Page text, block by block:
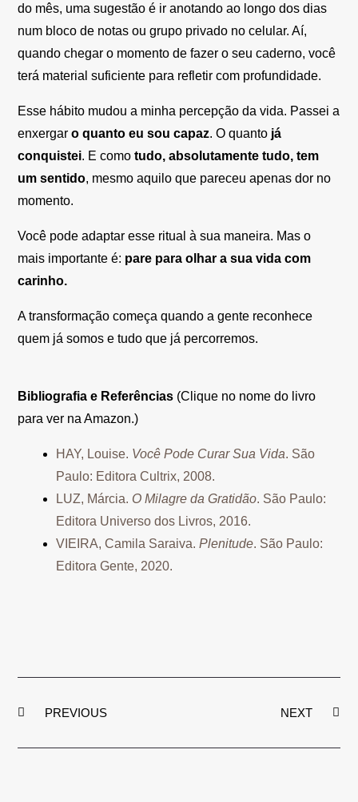
do mês, uma sugestão é ir anotando ao longo dos dias
num bloco de notas ou grupo privado no celular. Aí,
quando chegar o momento de fazer o seu caderno, você
terá material suficiente para refletir com profundidade.
Esse hábito mudou a minha percepção da vida. Passei a
enxergaro quanto eu sou capaz. O quanto já
conquistei. E comotudo, absolutamente tudo, tem
um sentido, mesmo aquilo que pareceu apenas dor no
momento.
Você pode adaptar esse ritual à sua maneira. Mas o
mais importante é: pare para olhar a sua vida com
carinho.
A transformação começa quando a gente reconhece
quem já somos e tudo que já percorremos.
Bibliografia e Referências (Clique no nome do livro
para ver na Amazon.)
HAY, Louise. Você Pode Curar Sua Vida. São
Paulo: Editora Cultrix, 2008.
LUZ, Márcia. O Milagre da Gratidão. São Paulo:
Editora Universo dos Livros, 2016.
VIEIRA, Camila Saraiva.Plenitude. São Paulo:
Editora Gente, 2020.
PREVIOUS NEXT